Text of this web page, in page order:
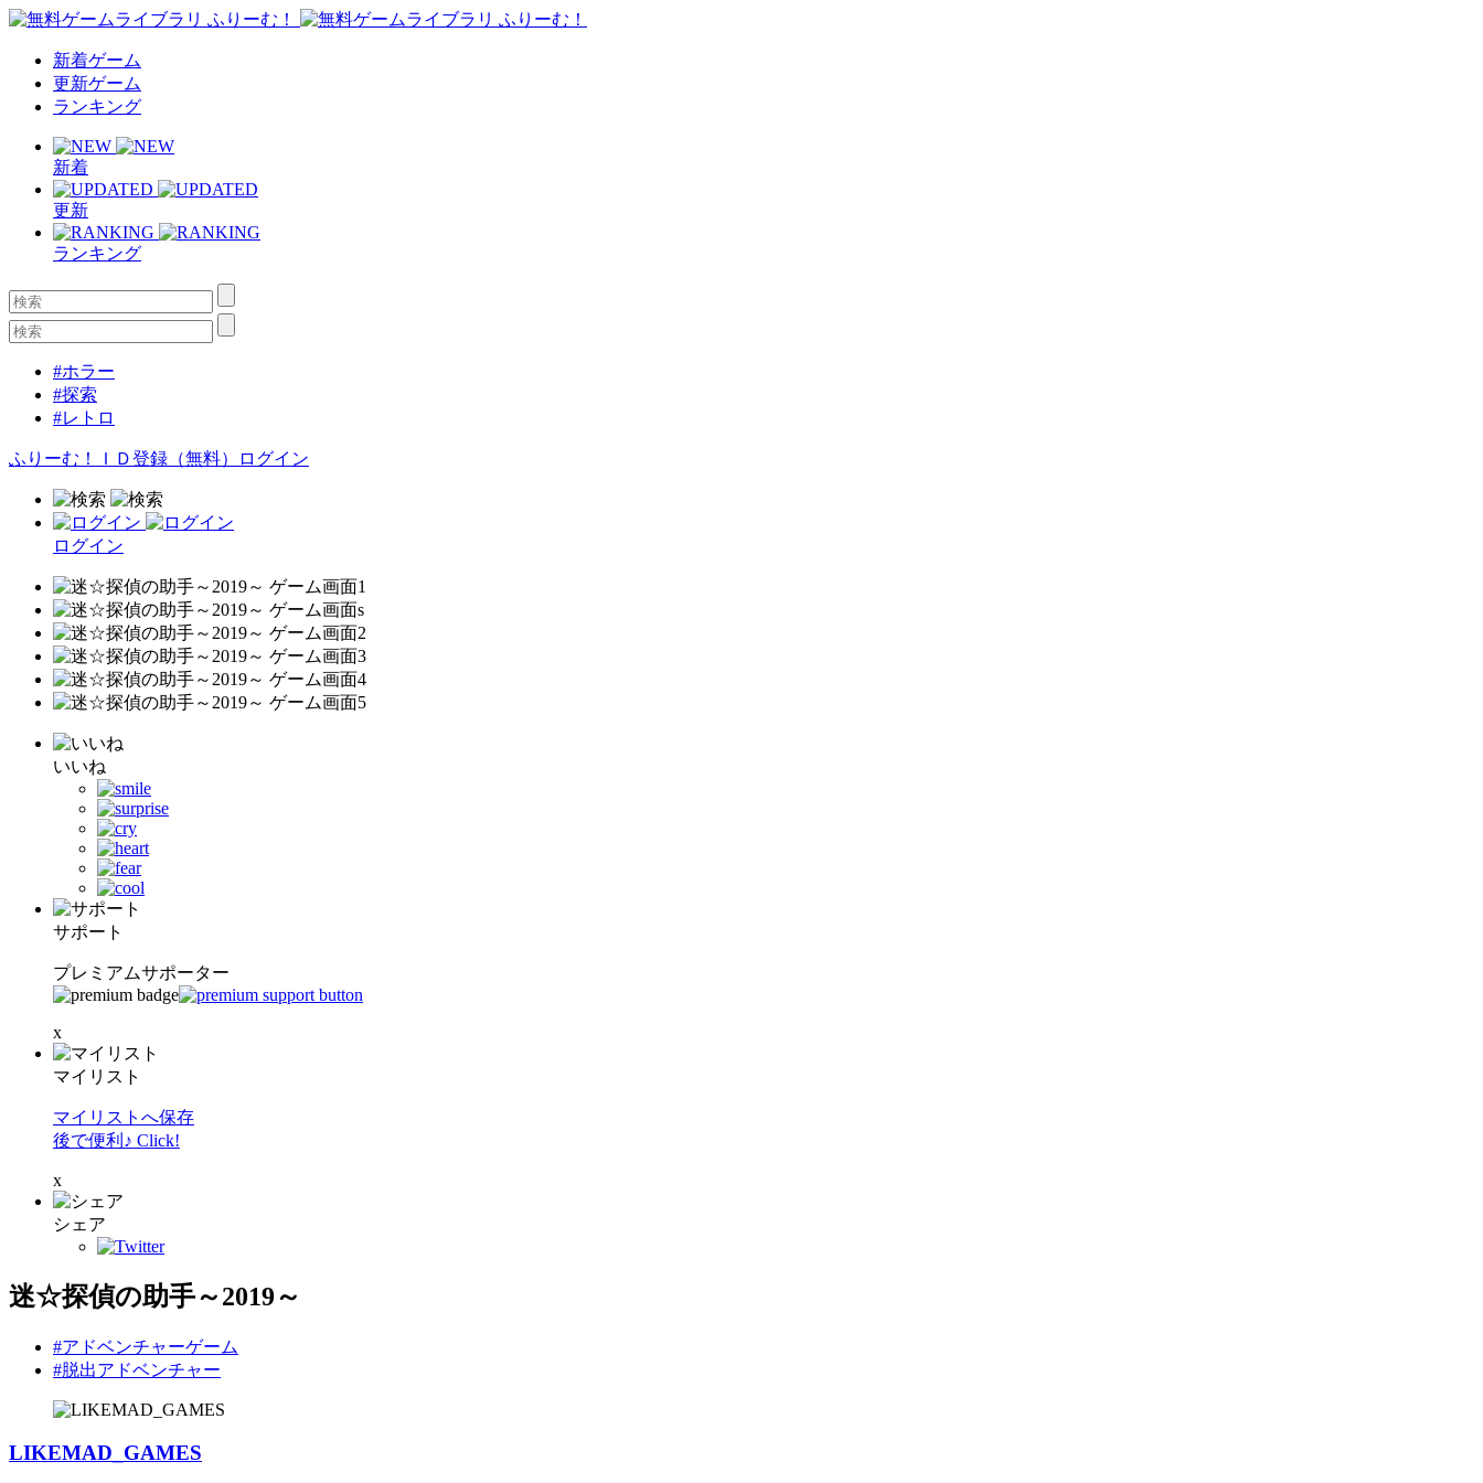
新着ゲーム
更新ゲーム
ランキング
新着
更新
ランキング
#ホラー
#探索
#レトロ
ふりーむ！ＩＤ登録（無料） ログイン
ログイン
いいね
サポート
プレミアムサポーター
x
マイリスト
マイリストへ保存
後で便利♪ Click!
x
シェア
迷☆探偵の助手～2019～
#アドベンチャーゲーム
#脱出アドベンチャー
LIKEMAD_GAMES